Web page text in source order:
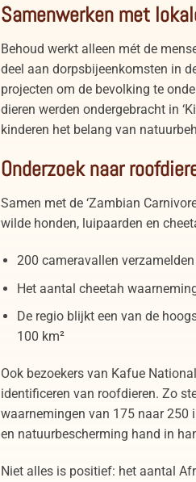
Samenwerken met
Behoud werkt alleen mét de
deel aan dorpsbijeenkomsten in
projecten om de bevolking te
dieren werden ondergebracht in
kinderen het belang van
Onderzoek naar
Samen met de ‘Zambian
wilde honden, luipaarden en
200 cameravallen
Het aantal cheetah
De regio blijkt een van de
100 km²
Ook bezoekers van Kafue
identificeren van roofdieren. Zo
waarnemingen van 175 naar 250
en natuurbescherming hand in
Niet alles is positief: het aantal